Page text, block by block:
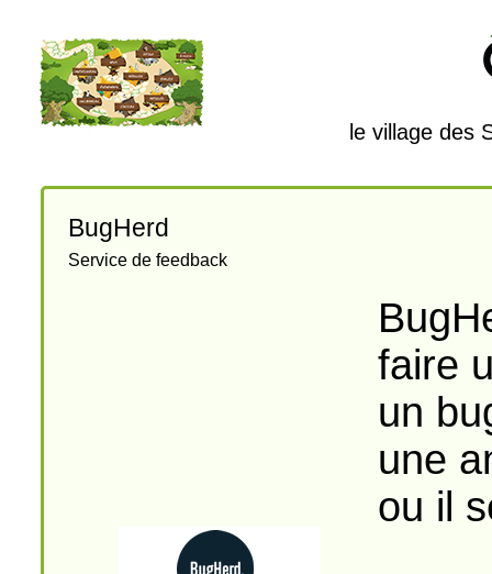
le village des
BugHerd
Service de feedback
faire
un
une
ou il